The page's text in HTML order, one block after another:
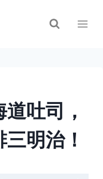
吐司，
明治！